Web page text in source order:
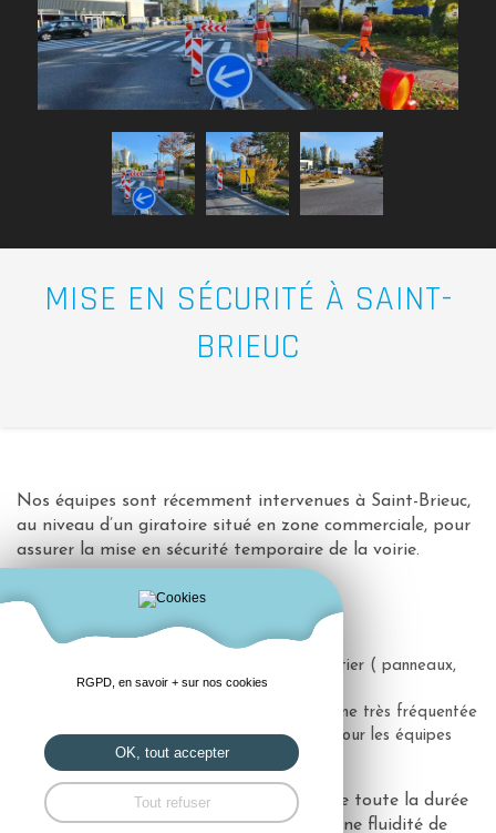
MISE EN SÉCURITÉ À SAINT-
BRIEUC
Nos équipes sont récemment intervenues à Saint-Brieuc,
au niveau d’un giratoire situé en zone commerciale, pour
assurer la mise en sécurité temporaire de la voirie.
Au programme:
Installation de la signalisation de chantier ( panneaux,
cônes, balisage lumineux)
Régulation de la circulation sur une zone très fréquentée
Sécurisation de l’emprise de travaux pour les équipes
comme pour les usagers
L'Objectif
: Garantir la sécurité pendante toute la durée
du chantier tout en maintenant une bonne fluidité de
RGPD, en savoir + sur nos cookies
OK, tout accepter
Tout refuser